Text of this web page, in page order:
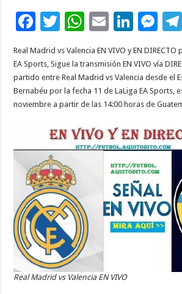
F
ac
e
b
o
T
wi
tt
er
W
h
at
sA
p
E
ai
l
Li
k
e
dI
M
se
n
g
Real Madrid vs Valencia EN VIVO y EN DIRECTO
EA Sports, Sigue la transmisión EN VIVO vía
partido entre Real Madrid vs Valencia desde el
Bernabéu por la fecha 11 de LaLiga EA Sports,
noviembre a partir de las 14:00 horas de
Real Madrid vs Valencia EN VIVO